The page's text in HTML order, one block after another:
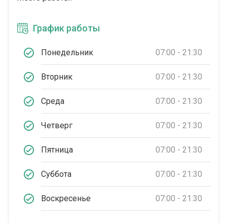
График работы
Понедельник 07:00 - 21:30
Вторник 07:00 - 21:30
Среда 07:00 - 21:30
Четверг 07:00 - 21:30
Пятница 07:00 - 21:30
Суббота 07:00 - 21:30
Воскресенье 07:00 - 21:30